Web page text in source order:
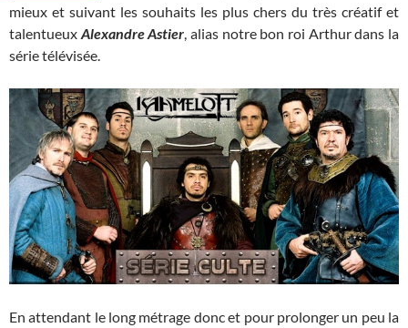
mieux et suivant les souhaits les plus chers du très créatif et
talentueux Alexandre Astier, alias notre bon roi Arthur dans la
série télévisée.
En attendant le long métrage donc et pour prolonger un peu la